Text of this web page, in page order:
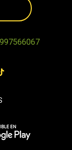
997566067